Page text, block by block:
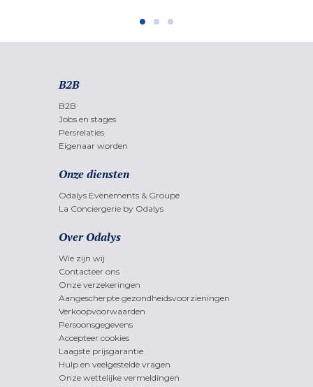
B2B
B2B
Jobs en stages
Persrelaties
Eigenaar worden
Onze diensten
Odalys Evènements & Groupe
La Conciergerie by Odalys
Over Odalys
Wie zijn wij
Contacteer ons
Onze verzekeringen
Aangescherpte gezondheidsvoorzieningen
Verkoopvoorwaarden
Persoonsgegevens
Accepteer cookies
Laagste prijsgarantie
Hulp en veelgestelde vragen
Onze wettelijke vermeldingen